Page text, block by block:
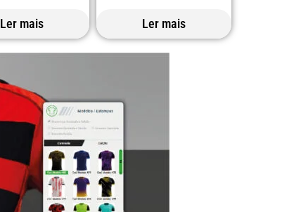
Ler mais Ler mais